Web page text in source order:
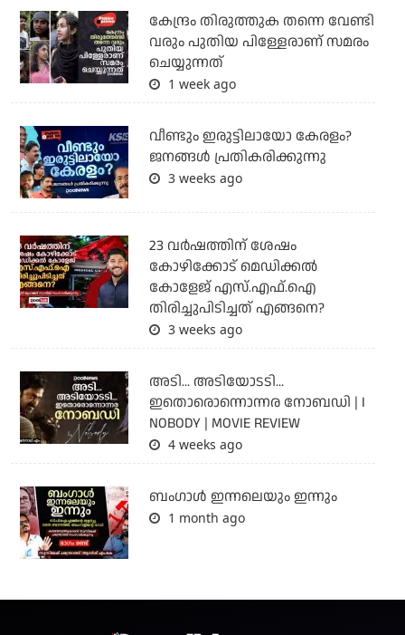
കേന്ദ്രം തിരുത്തുക തന്നെ വേണ്ടി
വരും പുതിയ പിള്ളേരാണ് സമരം
ചെയ്യുന്നത്
1 week ago
വീണ്ടും ഇരുട്ടിലായോ കേരളം?
ജനങ്ങൾ പ്രതികരിക്കുന്നു
3 weeks ago
23 വർഷത്തിന് ശേഷം
കോഴിക്കോട് മെഡിക്കൽ
കോളേജ് എസ്.എഫ്.ഐ
തിരിച്ചുപിടിച്ചത് എങ്ങനെ?
3 weeks ago
അടി... അടിയോടടി...
ഇതൊരൊന്നൊന്നര നോബഡി | I
NOBODY | MOVIE REVIEW
4 weeks ago
ബംഗാള്‍ ഇന്നലെയും ഇന്നും
1 month ago